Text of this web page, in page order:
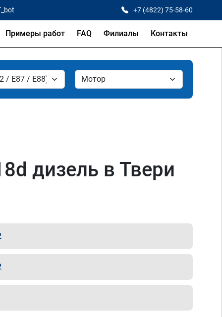
+7 (4822) 75-58-60
Примеры работ FAQ Филиалы Контакты
дизель в Твери